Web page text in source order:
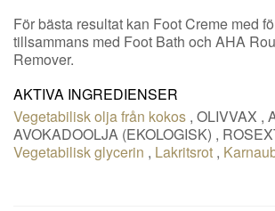
För bästa resultat kan Foot Creme med
tillsammans med Foot Bath och AHA
Remover.
AKTIVA INGREDIENSER
Vegetabilisk olja från kokos , OLIVVAX ,
AVOKADOOLJA (EKOLOGISK) ,
Vegetabilisk glycerin , Lakritsrot ,